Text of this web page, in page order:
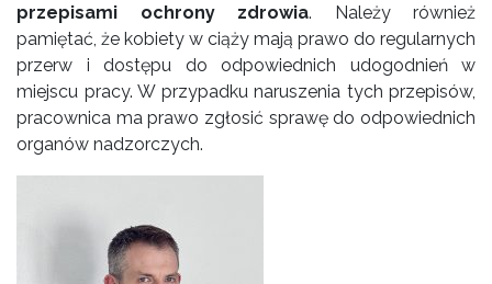
przepisami ochrony zdrowia. Należy również
pamiętać, że kobiety w ciąży mają prawo do regularnych
przerw i dostępu do odpowiednich udogodnień w
miejscu pracy. W przypadku naruszenia tych przepisów,
pracownica ma prawo zgłosić sprawę do odpowiednich
organów nadzorczych.